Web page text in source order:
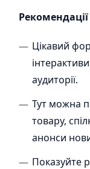
Цікавий
аудиторії.
Тут можна
товару,
анонси
Показуйте